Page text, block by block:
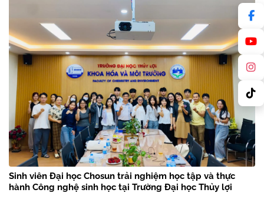
Sinh viên Đại học Chosun trải nghiệm học tập và thực
hành Công nghệ sinh học tại Trường Đại học Thủy lợi